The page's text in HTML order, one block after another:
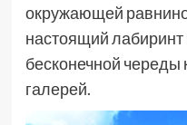
окружающей
настоящий
бесконечной череды
галерей.